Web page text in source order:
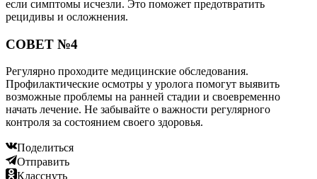
если симптомы исчезли. Это поможет предотвратить
рецидивы и осложнения.
СОВЕТ №4
Регулярно проходите медицинские обследования.
Профилактические осмотры у уролога помогут выявить
возможные проблемы на ранней стадии и своевременно
начать лечение. Не забывайте о важности регулярного
контроля за состоянием своего здоровья.
Поделиться
Отправить
Класснуть